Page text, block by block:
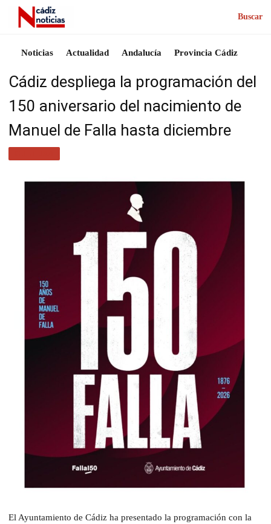
Buscar
Noticias Actualidad Andalucía Provincia Cádiz
Cádiz despliega la programación del
150 aniversario del nacimiento de
Manuel de Falla hasta diciembre
El Ayuntamiento de Cádiz ha presentado la programación con la